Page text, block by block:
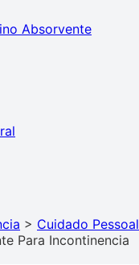
Absorvente
> Cuidado Pessoal
Para Incontinencia